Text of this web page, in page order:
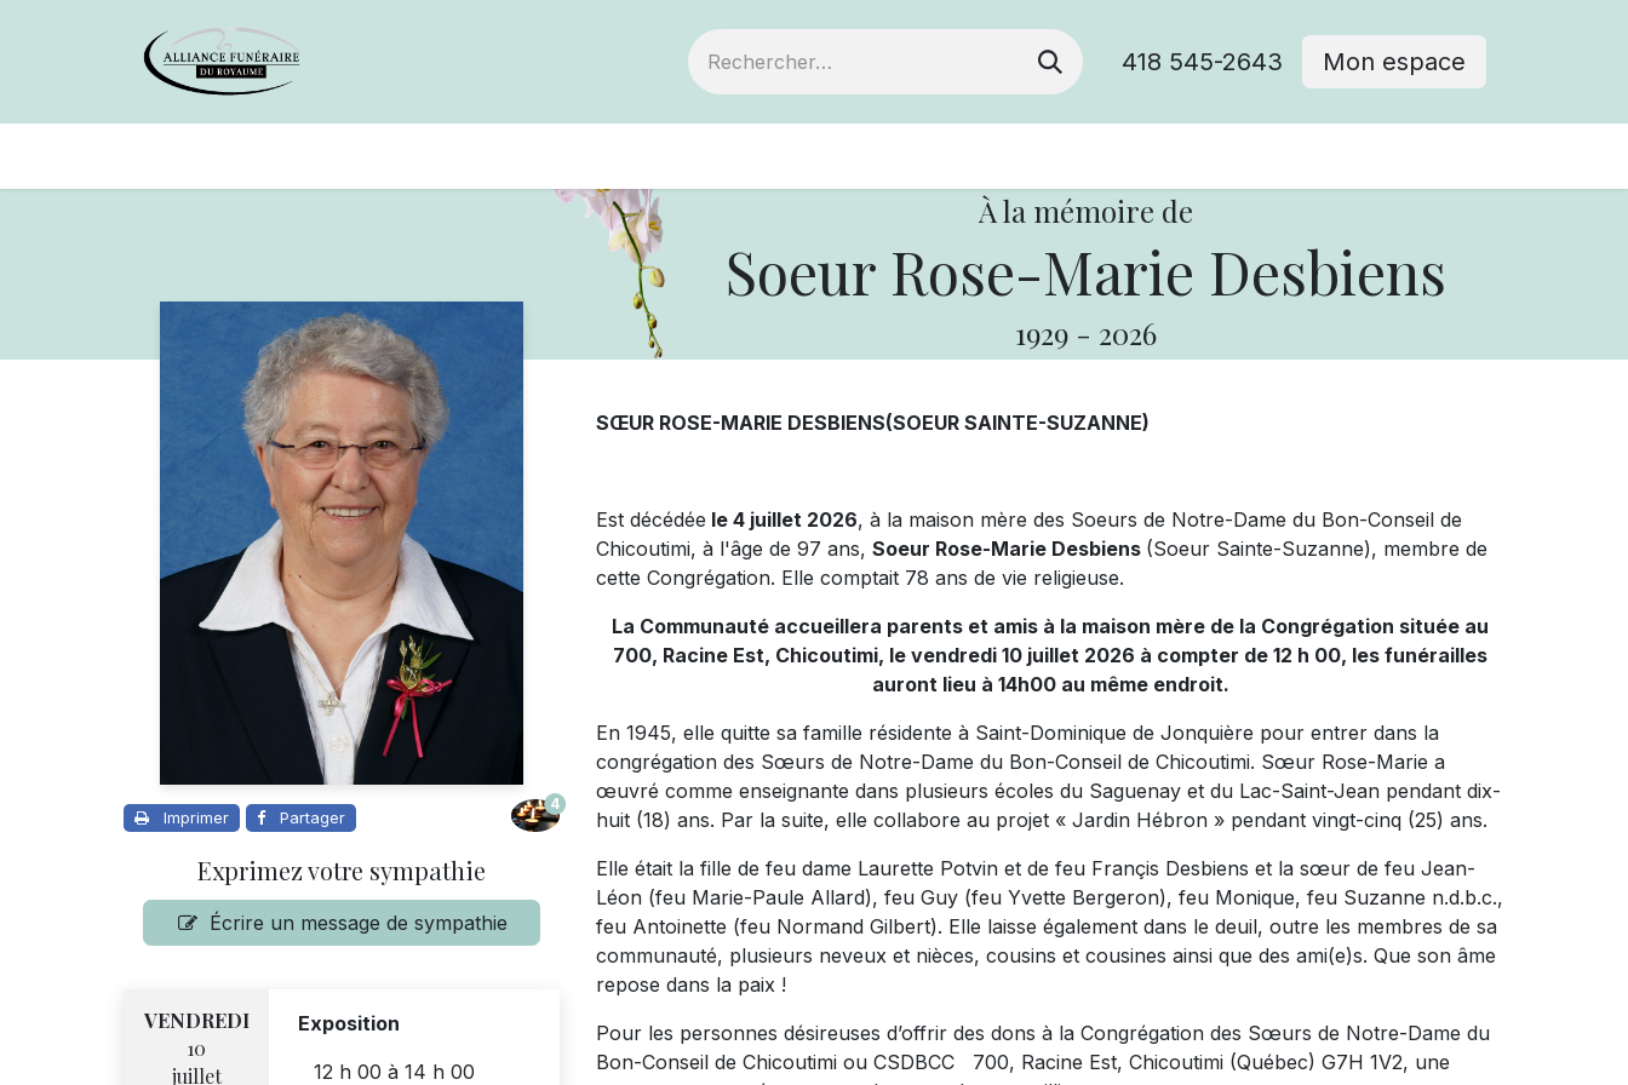
418 545-2643 Mon espace
À la mémoire de
Soeur Rose-Marie Desbiens
1929 - 2026
Imprimer Partager
4
Exprimez votre sympathie
Écrire un message de sympathie
VENDREDI
10
juillet
Exposition
12 h 00 à 14 h 00
SŒUR ROSE-MARIE DESBIENS(SOEUR SAINTE-SUZANNE)
Est décédée le 4 juillet 2026, à la maison mère des Soeurs de Notre-Dame du Bon-Conseil de
Chicoutimi, à l'âge de 97 ans, Soeur Rose-Marie Desbiens (Soeur Sainte-Suzanne), membre de
cette Congrégation. Elle comptait 78 ans de vie religieuse.
La Communauté accueillera parents et amis à la maison mère de la Congrégation située au
700, Racine Est, Chicoutimi, le vendredi 10 juillet 2026 à compter de 12 h 00, les funérailles
auront lieu à 14h00 au même endroit.
En 1945, elle quitte sa famille résidente à Saint-Dominique de Jonquière pour entrer dans la
congrégation des Sœurs de Notre-Dame du Bon-Conseil de Chicoutimi. Sœur Rose-Marie a
œuvré comme enseignante dans plusieurs écoles du Saguenay et du Lac-Saint-Jean pendant dix-
huit (18) ans. Par la suite, elle collabore au projet « Jardin Hébron » pendant vingt-cinq (25) ans.
Elle était la fille de feu dame Laurette Potvin et de feu Françis Desbiens et la sœur de feu Jean-
Léon (feu Marie-Paule Allard), feu Guy (feu Yvette Bergeron), feu Monique, feu Suzanne n.d.b.c.,
feu Antoinette (feu Normand Gilbert). Elle laisse également dans le deuil, outre les membres de sa
communauté, plusieurs neveux et nièces, cousins et cousines ainsi que des ami(e)s. Que son âme
repose dans la paix !
Pour les personnes désireuses d’offrir des dons à la Congrégation des Sœurs de Notre-Dame du
Bon-Conseil de Chicoutimi ou CSDBCC 700, Racine Est, Chicoutimi (Québec) G7H 1V2, une